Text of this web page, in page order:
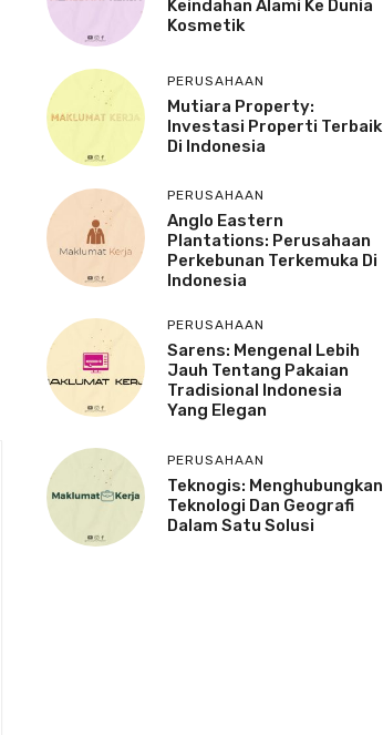
Keindahan Alami Ke Dunia
Kosmetik
PERUSAHAAN
Mutiara Property:
Investasi Properti Terbaik
Di Indonesia
PERUSAHAAN
Anglo Eastern
Plantations: Perusahaan
Perkebunan Terkemuka Di
Indonesia
PERUSAHAAN
Sarens: Mengenal Lebih
Jauh Tentang Pakaian
Tradisional Indonesia
Yang Elegan
PERUSAHAAN
Teknogis: Menghubungkan
Teknologi Dan Geografi
Dalam Satu Solusi